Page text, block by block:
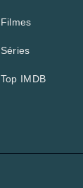
Filmes
Séries
Top IMDB